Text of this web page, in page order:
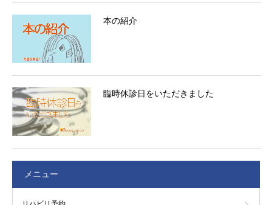
本の紹介
臨時休診日をいただきました
メニュー